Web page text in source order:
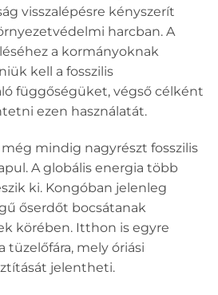
visszalépésre kényszerít
harcban. A
a kormányoknak
kell a fosszilis
függőségüket, végső célként
ezen használatát.
mindig nagyrészt fosszilis
A globális energia több
ki. Kongóban jelenleg
őserdőt bocsátanak
körében. Itthon is egyre
tüzelőfára, mely óriási
jelentheti.